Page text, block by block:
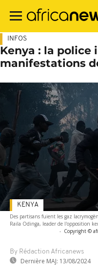
contenu
INFOS
Kenya : la police
manifestations
Des partisans fuient les gaz
Raila Odinga, leader de l'opposition
- Copyright ©
By Rédaction Africanews
Dernière MAJ: 13/08/2024
KENYA